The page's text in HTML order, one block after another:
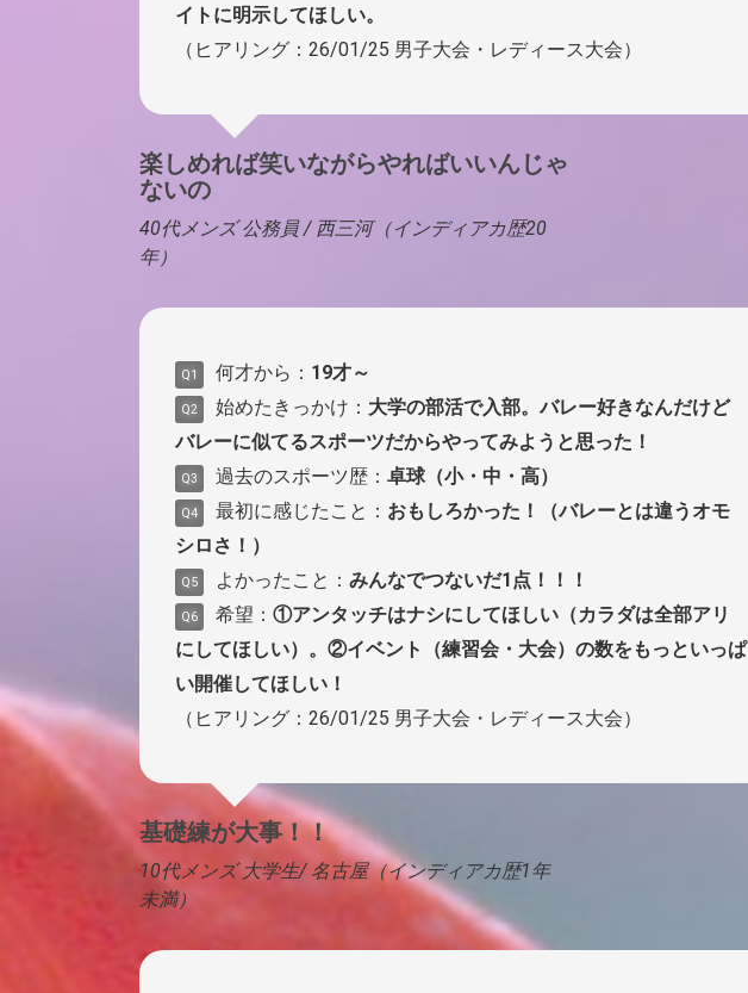
イトに明示してほしい。
（ヒアリング：26/01/25 男子大会・レディース大会）
楽しめれば笑いながらやればいいんじゃ
ないの
40代メンズ 公務員 / 西三河（インディアカ歴20
年）
Q1 何才から： 19才～
Q2 始めたきっかけ： 大学の部活で入部。バレー好きなんだけど
バレーに似てるスポーツだからやってみようと思った！
Q3 過去のスポーツ歴： 卓球（小・中・高）
Q4 最初に感じたこと： おもしろかった！（バレーとは違うオモ
シロさ！）
Q5 よかったこと： みんなでつないだ1点！！！
Q6 希望： ①アンタッチはナシにしてほしい（カラダは全部アリ
にしてほしい）。②イベント（練習会・大会）の数をもっといっぱ
い開催してほしい！
（ヒアリング：26/01/25 男子大会・レディース大会）
基礎練が大事！！
10代メンズ 大学生/ 名古屋（インディアカ歴1年
未満）